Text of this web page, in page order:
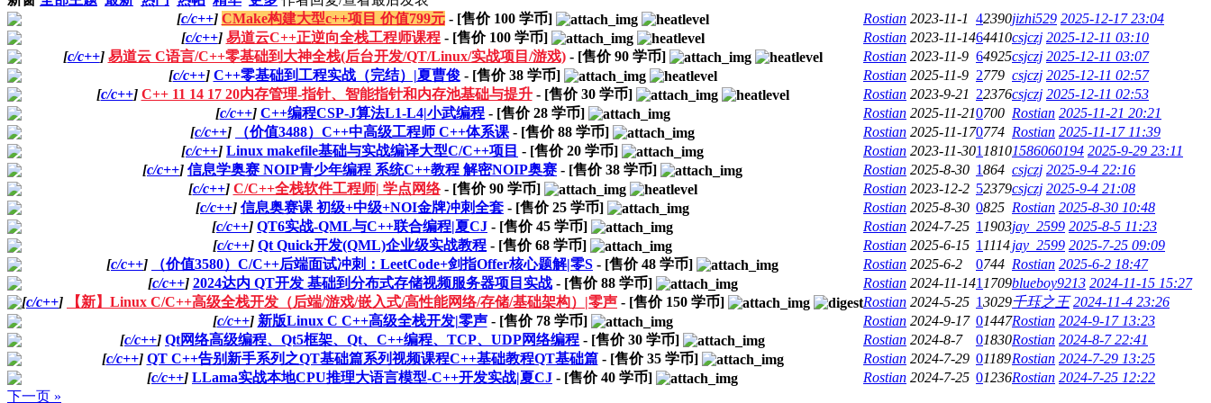
[c/c++] CMake构建大型c++项目 价值799元- [售价 100学币] Rostian 2023-11-1 42390jizhi529 2025-12-17 23:04
[c/c++] 易道云C++正逆向全栈工程师课程- [售价 100学币] Rostian 2023-11-1464410csjczj 2025-12-11 03:10
[c/c++] 易道云 C语言/C++零基础到大神全栈(后台开发/QT/Linux/实战项目/游戏)- [售价90学币] Rostian 2023-11-9 64925csjczj 2025-12-11 03:07
[c/c++] C++零基础到工程实战（完结）|夏曹俊- [售价38学币] Rostian 2025-11-9 2779 csjczj 2025-12-11 02:57
[c/c++] C++ 11 14 17 20内存管理-指针、智能指针和内存池基础与提升- [售价30学币] Rostian 2023-9-21 22376csjczj 2025-12-11 02:53
[c/c++] C++编程CSP-J算法L1-L4|小武编程- [售价28学币] Rostian 2025-11-210700 Rostian 2025-11-21 20:21
[c/c++] （价值3488）C++中高级工程师 C++体系课 - [售价88 学币] Rostian 2025-11-170774 Rostian 2025-11-17 11:39
[c/c++] Linux makefile基础与实战编译大型C/C++项目 - [售价20 学币] Rostian 2023-11-301 18101586060194 2025-9-29 23:11
[c/c++] 信息学奥赛 NOIP青少年编程 系统C++教程 解密NOIP奥赛 - [售价38 学币] Rostian 2025-8-30 1864 csjczj 2025-9-4 22:16
[c/c++] C/C++全栈软件工程师| 学点网络- [售价90学币] Rostian 2023-12-2 52379csjczj 2025-9-4 21:08
[c/c++] 信息奥赛课 初级+中级+NOI金牌冲刺全套 - [售价25 学币] Rostian 2025-8-30 0825 Rostian 2025-8-30 10:48
[c/c++] QT6实战-QML与C++联合编程|夏CJ - [售价45 学币] Rostian 2024-7-25 1 1903jay_2599 2025-8-5 11:23
[c/c++] Qt Quick开发(QML)企业级实战教程 - [售价68 学币] Rostian 2025-6-15 1 1114jay_2599 2025-7-25 09:09
[c/c++] （价值3580）C/C++后端面试冲刺：LeetCode+剑指Offer核心题解|零S - [售价48 学币] Rostian 2025-6-2 0744 Rostian 2025-6-2 18:47
[c/c++] 2024达内 QT开发 基础到分布式存储视频服务器项目实战- [售价88学币] Rostian 2024-11-141 1709blueboy9213 2024-11-15 15:27
[c/c++] 【新】Linux C/C++高级全栈开发（后端/游戏/嵌入式/高性能网络/存储/基础架构）|零声 - [售价 150 学币] Rostian 2024-5-25 13029千珏之王 2024-11-4 23:26
[c/c++] 新版Linux C C++高级全栈开发|零声- [售价 78学币] Rostian 2024-9-17 01447Rostian 2024-9-17 13:23
[c/c++] Qt网络高级编程、Qt5框架、Qt、C++编程、TCP、UDP网络编程 - [售价30 学币] Rostian 2024-8-7 01830Rostian 2024-8-7 22:41
[c/c++] QT C++告别新手系列之QT基础篇系列视频课程C++基础教程QT基础篇- [售价35学币] Rostian 2024-7-29 01189Rostian 2024-7-29 13:25
[c/c++] LLama实战本地CPU推理大语言模型-C++开发实战|夏CJ - [售价40 学币] Rostian 2024-7-25 01236Rostian 2024-7-25 12:22
下一页 »